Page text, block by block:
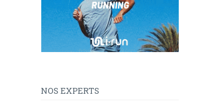
NOS EXPERTS